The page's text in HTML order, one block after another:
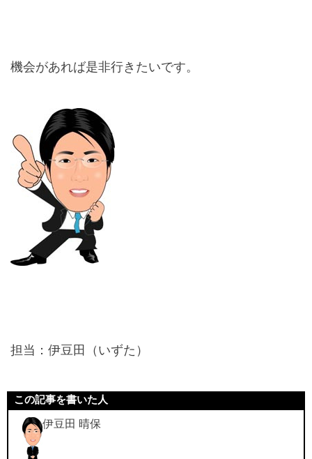
機会があれば是非行きたいです。
担当：伊豆田（いずた）
この記事を書いた人
伊豆田 晴保